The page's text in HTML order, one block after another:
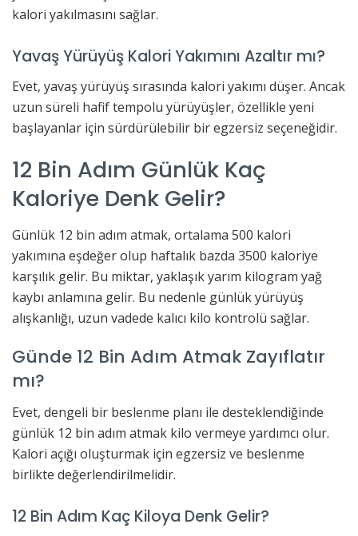
kalori yakılmasını sağlar.
Yavaş Yürüyüş Kalori Yakımını Azaltır mı?
Evet, yavaş yürüyüş sırasında kalori yakımı düşer. Ancak
uzun süreli hafif tempolu yürüyüşler, özellikle yeni
başlayanlar için sürdürülebilir bir egzersiz seçeneğidir.
12 Bin Adım Günlük Kaç
Kaloriye Denk Gelir?
Günlük 12 bin adım atmak, ortalama 500 kalori
yakımına eşdeğer olup haftalık bazda 3500 kaloriye
karşılık gelir. Bu miktar, yaklaşık yarım kilogram yağ
kaybı anlamına gelir. Bu nedenle günlük yürüyüş
alışkanlığı, uzun vadede kalıcı kilo kontrolü sağlar.
Günde 12 Bin Adım Atmak Zayıflatır
mı?
Evet, dengeli bir beslenme planı ile desteklendiğinde
günlük 12 bin adım atmak kilo vermeye yardımcı olur.
Kalori açığı oluşturmak için egzersiz ve beslenme
birlikte değerlendirilmelidir.
12 Bin Adım Kaç Kiloya Denk Gelir?